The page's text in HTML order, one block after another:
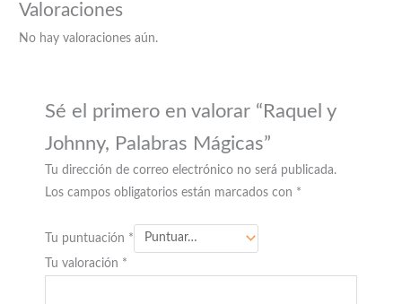
Valoraciones
No hay valoraciones aún.
Sé el primero en valorar “Raquel y
Johnny, Palabras Mágicas”
Tu dirección de correo electrónico no será publicada.
Los campos obligatorios están marcados con *
Tu puntuación *
Tu valoración *